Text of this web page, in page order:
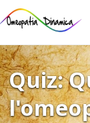
Quiz: